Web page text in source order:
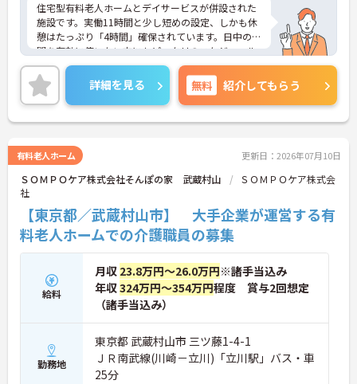
住宅型有料老人ホームとデイサービスが併設された
施設です。実働11時間と少し短めの設定、しかも休
憩はたっぷり「4時間」確保されています。日中の時
間を有効に使いたい方にもピッタリのスケジュール
です。
◆「学びたい」という意欲を全力で応援する職場で
す。資格取得支援制度を利用すれば、介護職員初任
者研修や実務者研修などの費用を会社負担で取得可
能です。資格を取得するごとにしっかりと給与に反
◆施設ごとの課題を話し合う「スタッフミーティン
グ」や、利用者様へのケアを考える「ケースカンフ
ァレンス」を実施しています。新人・ベテランに関
ラットな関係性です。また、虐待防止研修などを通
じて「良いケア・悪いケア」の線引きを明確にし、
職員全員が安心して働ける、誇りを持てる職場環境
づくりに取り組んでいます。
詳細を見る 無料 紹介してもらう
有料老人ホーム 更新日：2026年07月10日
ＳＯＭＰＯケア株式会社そんぽの家 武蔵村山
ＳＯＭＰＯケア株式会
社
【東京都／武蔵村山市】 大手企業が運営する有
料老人ホームでの介護職員の募集
給料
月収 23.8万円～26.0万円※諸手当込み
年収324万円～354万円程度 賞与2回想定
（諸手当込み）
勤務地
東京都 武蔵村山市 三ツ藤1-4-1
ＪＲ南武線(川崎－立川)「立川駅」バス・車
25分